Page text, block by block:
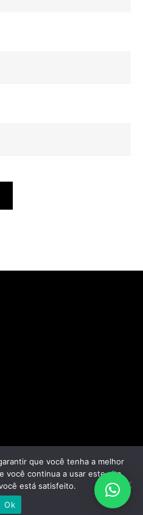
Theme Marsh Blog by
Themes
que você tenha a melhor
você continua a usar este site,
está satisfeito.
Ok